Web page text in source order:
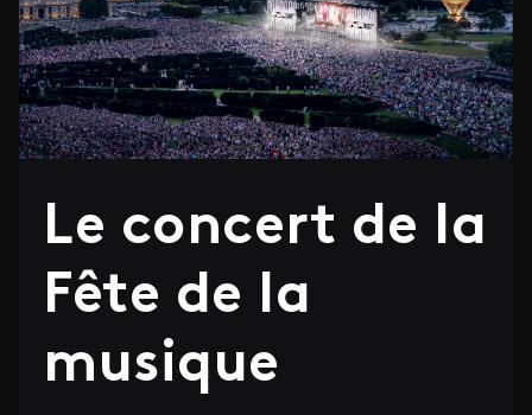
Le concert de la
Fête de la
musique